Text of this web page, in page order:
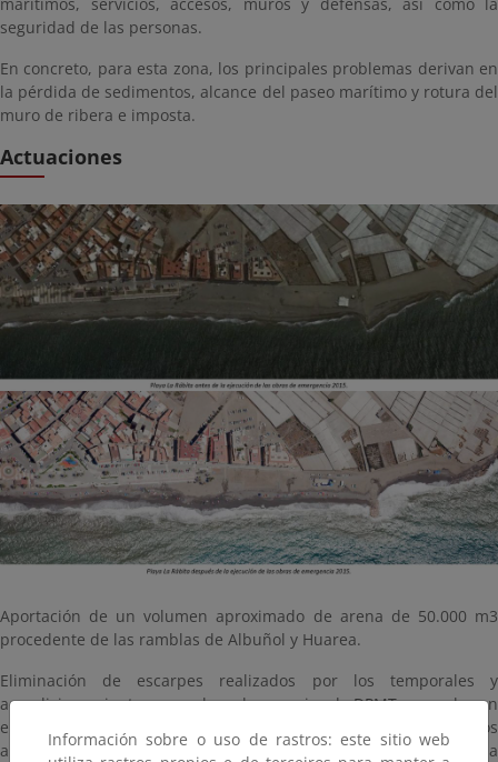
seguridad de las personas.
En concreto, para esta zona, los principales problemas derivan en
la pérdida de sedimentos, alcance del paseo marítimo y rotura del
muro de ribera e imposta.
Actuaciones
Aportación de un volumen aproximado de arena de 50.000 m3
procedente de las ramblas de Albuñol y Huarea.
Eliminación de escarpes realizados por los temporales y
acondicionamiento como playa de espacios de DPMT ocupados en
el pasado por cultivos bajo plástico y liberados en ejercicios
anteriores, buscando la conformación de una fachada marítima
Información sobre o uso de rastros: este sitio web